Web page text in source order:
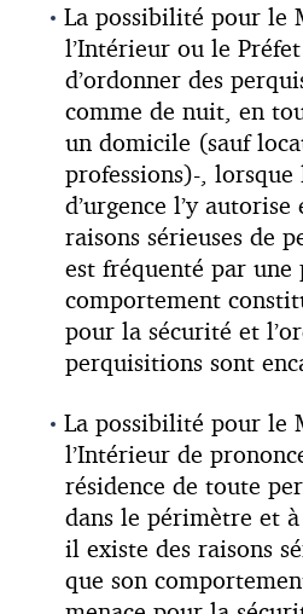
La possibilité pour le
l’Intérieur ou le
d’ordonner des
comme de nuit, en
un domicile (sauf
professions)-, lorsque
d’urgence l’y
raisons sérieuses de
est fréquenté par une
comportement
pour la sécurité et
perquisitions sont
La possibilité pour le
l’Intérieur de
résidence de toute
dans le périmètre et
il existe des raisons
que son